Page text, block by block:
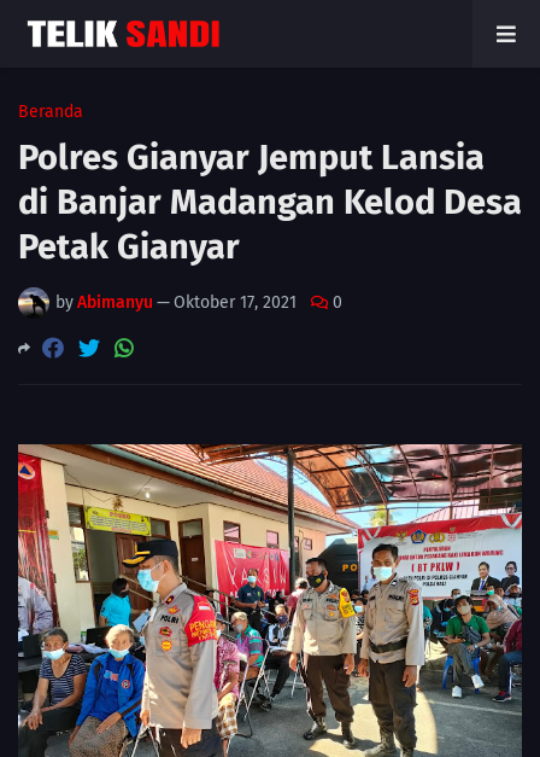
Beranda
Polres Gianyar Jemput Lansia
di Banjar Madangan Kelod Desa
Petak Gianyar
byAbimanyu —Oktober 17, 2021 0